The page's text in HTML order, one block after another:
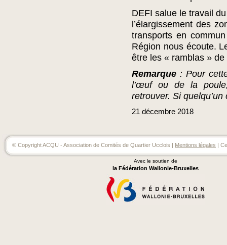
DEFI salue le travail
l’élargissement des
transports en
Région nous écoute.
être les « ramblas » de
Remarque : Pour
l’œuf ou de la
retrouver. Si
21 décembre 2018
© Copyright ACQU - Association de Comités de Quartier Ucclois | Mentions légales |
Avec le soutien de
la Fédération Wallonie-Bruxelles